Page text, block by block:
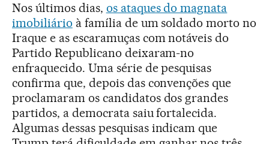
Nos últimos dias, os ataques do magnata
imobiliário à família de um soldado morto no
Iraque e as escaramuças com notáveis do
Partido Republicano deixaram-no
enfraquecido. Uma série de pesquisas
confirma que, depois das convenções que
proclamaram os candidatos dos grandes
partidos, a democrata saiu fortalecida.
Algumas dessas pesquisas indicam que